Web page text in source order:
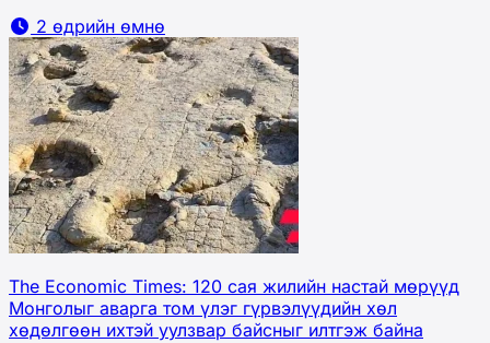
2 өдрийн өмнө
The Economic Times: 120 сая жилийн настай мөрүүд
Монголыг аварга том үлэг гүрвэлүүдийн хөл
хөдөлгөөн ихтэй уулзвар байсныг илтгэж байна